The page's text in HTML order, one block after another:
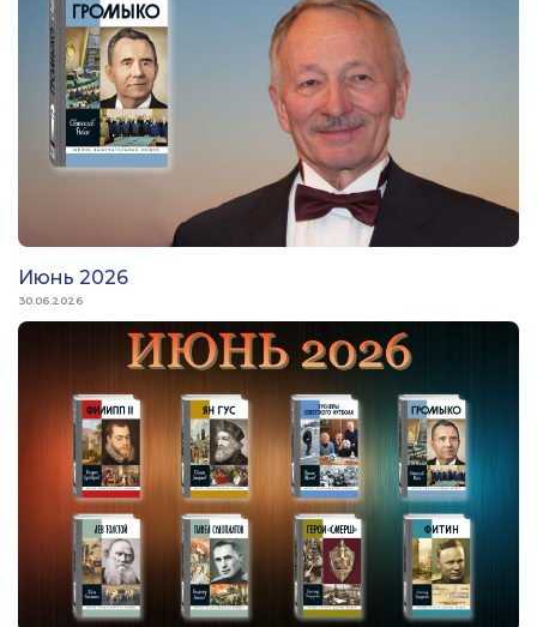
Июнь 2026
30.06.2026